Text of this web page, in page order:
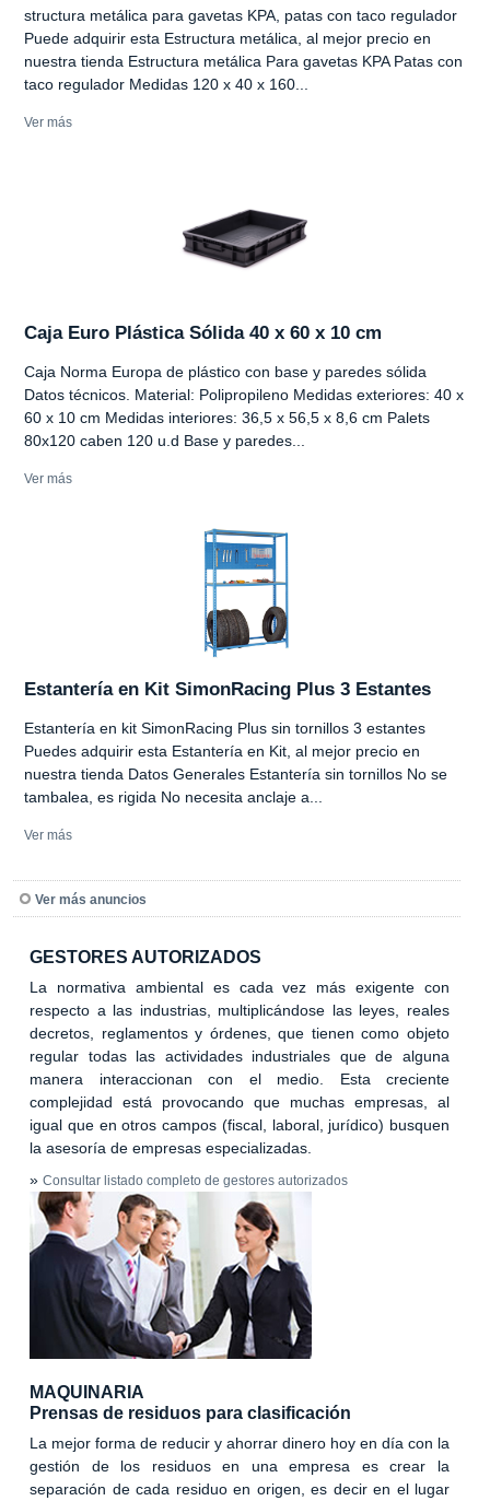
structura metálica para gavetas KPA, patas con taco regulador
Puede adquirir esta Estructura metálica, al mejor precio en
nuestra tienda Estructura metálica Para gavetas KPA Patas con
taco regulador Medidas 120 x 40 x 160...
Ver más
Caja Euro Plástica Sólida 40 x 60 x 10 cm
Caja Norma Europa de plástico con base y paredes sólida
Datos técnicos. Material: Polipropileno Medidas exteriores: 40 x
60 x 10 cm Medidas interiores: 36,5 x 56,5 x 8,6 cm Palets
80x120 caben 120 u.d Base y paredes...
Ver más
Estantería en Kit SimonRacing Plus 3 Estantes
Estantería en kit SimonRacing Plus sin tornillos 3 estantes
Puedes adquirir esta Estantería en Kit, al mejor precio en
nuestra tienda Datos Generales Estantería sin tornillos No se
tambalea, es rigida No necesita anclaje a...
Ver más
Ver más anuncios
GESTORES AUTORIZADOS
La normativa ambiental es cada vez más exigente con
respecto a las industrias, multiplicándose las leyes, reales
decretos, reglamentos y órdenes, que tienen como objeto
regular todas las actividades industriales que de alguna
manera interaccionan con el medio. Esta creciente
complejidad está provocando que muchas empresas, al
igual que en otros campos (fiscal, laboral, jurídico) busquen
la asesoría de empresas especializadas.
» Consultar listado completo de gestores autorizados
MAQUINARIA
Prensas de residuos para clasificación
La mejor forma de reducir y ahorrar dinero hoy en día con la
gestión de los residuos en una empresa es crear la
separación de cada residuo en origen, es decir en el lugar